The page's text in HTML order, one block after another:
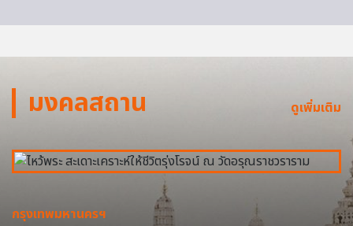
มงคลสถาน ดูเพิ่มเติม
กรุงเทพมหานครฯ